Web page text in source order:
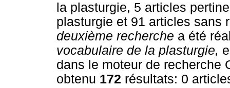
la plasturgie, 5 articles
plasturgie et 91 articles sans
deuxième recherche a été
vocabulaire de la plasturgie,
dans le moteur de recherche
obtenu 172 résultats: 0